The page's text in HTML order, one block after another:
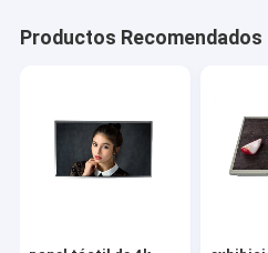
Productos Recomendados